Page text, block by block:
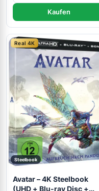
Kaufen
Real 4K
Steelbook
Avatar – 4K Steelbook
(UHD + Blu-ray Disc +